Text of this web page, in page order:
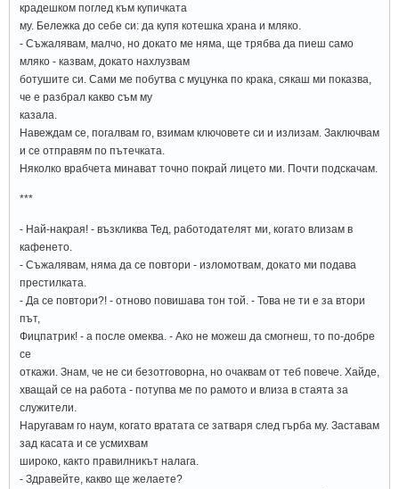
крадешком поглед към купичката
му. Бележка до себе си: да купя котешка храна и мляко.
- Съжалявам, малчо, но докато ме няма, ще трябва да пиеш само
мляко - казвам, докато нахлузвам
ботушите си. Сами ме побутва с муцунка по крака, сякаш ми показва,
че е разбрал какво съм му
казала.
Навеждам се, погалвам го, взимам ключовете си и излизам. Заключвам
и се отправям по пътечката.
Няколко врабчета минават точно покрай лицето ми. Почти подскачам.
***
- Най-накрая! - възкликва Тед, работодателят ми, когато влизам в
кафенето.
- Съжалявам, няма да се повтори - изломотвам, докато ми подава
престилката.
- Да се повтори?! - отново повишава тон той. - Това не ти е за втори
път,
Фицпатрик! - а после омеква. - Ако не можеш да смогнеш, то по-добре
се
откажи. Знам, че не си безотговорна, но очаквам от теб повече. Хайде,
хващай се на работа - потупва ме по рамото и влиза в стаята за
служители.
Наругавам го наум, когато вратата се затваря след гърба му. Заставам
зад касата и се усмихвам
широко, както правилникът налага.
- Здравейте, какво ще желаете?